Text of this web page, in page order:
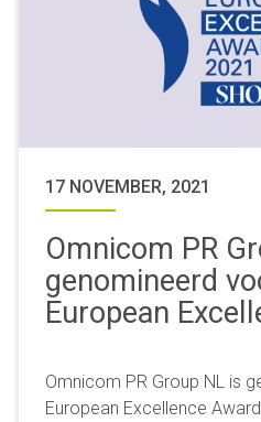
17 NOVEMBER, 2021
Omnicom PR
genomineerd
European
Omnicom PR Group NL is
European Excellence